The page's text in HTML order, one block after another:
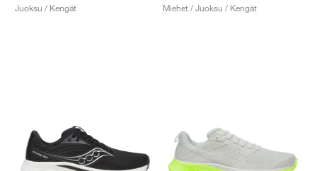
Juoksu / Kengät
Miehet / Juoksu / Kengät